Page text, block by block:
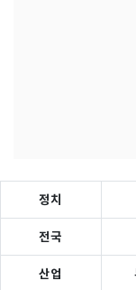
정치
전국
산업